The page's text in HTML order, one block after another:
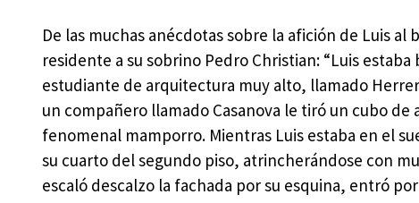
De las muchas anécdotas sobre la afición de Luis
residente a su sobrino Pedro Christian: “Luis
estudiante de arquitectura muy alto, llamado
un compañero llamado Casanova le tiró un cubo
fenomenal mamporro. Mientras Luis estaba en el
su cuarto del segundo piso, atrincherándose con
escaló descalzo la fachada por su esquina, entró